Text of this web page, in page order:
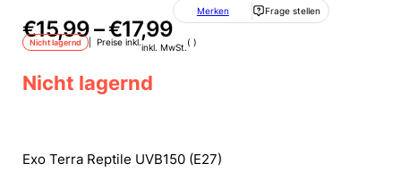
€15,99–€17,99
Merken Frage stellen
Nicht lagernd | Preise inkl.inkl. MwSt.()
Nicht lagernd
Exo Terra Reptile UVB150 (E27)